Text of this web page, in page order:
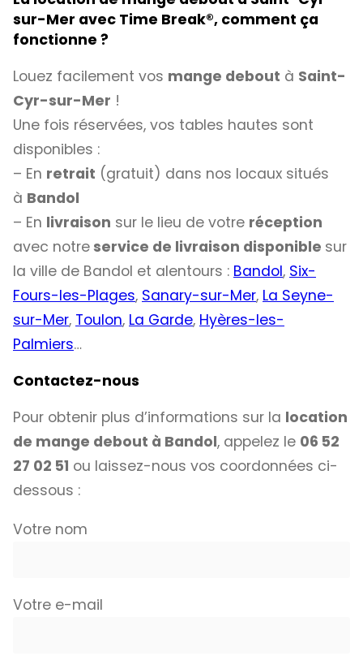
sur-Mer avec Time Break®, comment ça
fonctionne ?
Louez facilement vos mange debout à Saint-
Cyr-sur-Mer !
Une fois réservées, vos tables hautes sont
disponibles :
– En retrait (gratuit) dans nos locaux situés
à Bandol
– En livraison sur le lieu de votre réception
avec notre service de livraison disponible sur
la ville de Bandol et alentours : Bandol, Six-
Fours-les-Plages, Sanary-sur-Mer, La Seyne-
sur-Mer, Toulon, La Garde, Hyères-les-
Palmiers…
Contactez-nous
Pour obtenir plus d’informations sur la location
de mange debout à Bandol, appelez le 06 52
27 02 51 ou laissez-nous vos coordonnées ci-
dessous :
Votre nom
Votre e-mail